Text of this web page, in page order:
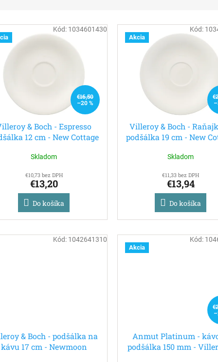
€16,50
–20 %
& Boch - Espresso
12 cm - New Cottage
Skladom
€10,73 bez DPH
€13,20
Do košíka
Kód: 1034601430
Akcia
Villeroy & Boch -
podšálka 19 cm - New
Skladom
€11,33 bez DPH
€13,94
Do košíka
Kód:
& Boch - podšálka na
kávu 17 cm - Newmoon
Kód: 1042641310
Akcia
Anmut Platinum -
podšálka 150 mm -
Kód: